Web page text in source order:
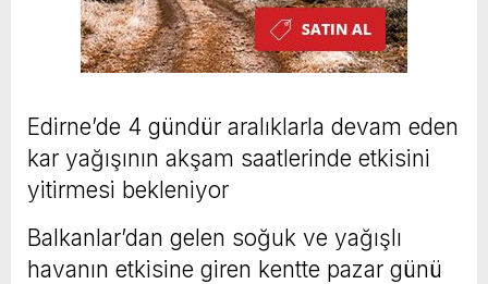
Edirne’de 4 gündür aralıklarla devam eden
kar yağışının akşam saatlerinde etkisini
yitirmesi bekleniyor
Balkanlar’dan gelen soğuk ve yağışlı
havanın etkisine giren kentte pazar günü